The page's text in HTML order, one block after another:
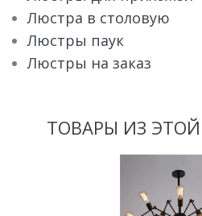
Люстра в столовую
Люстры паук
Люстры на заказ
ТОВАРЫ ИЗ